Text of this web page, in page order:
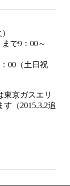
で9：00～
00（土日祝
京ガスエリ
（2015.3.2追